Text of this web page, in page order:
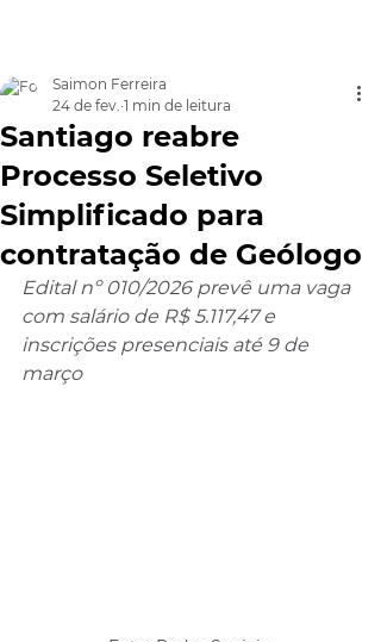
Santiago reabre
Processo Seletivo
Simplificado para
contratação de Geólogo
Saimon Ferreira
24 de fev. 1 min de leitura
Edital nº 010/2026 prevê uma vaga
com salário de R$ 5.117,47 e
inscrições presenciais até 9 de
março